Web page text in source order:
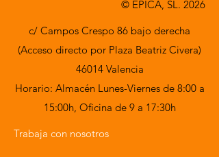
© EPICA, SL. 2026
c/ Campos Crespo 86 bajo derecha
(Acceso directo por Plaza Beatriz Civera)
46014 Valencia
Horario: Almacén Lunes-Viernes de 8:00 a
15:00h, Oficina de 9 a 17:30h
Trabaja con nosotros